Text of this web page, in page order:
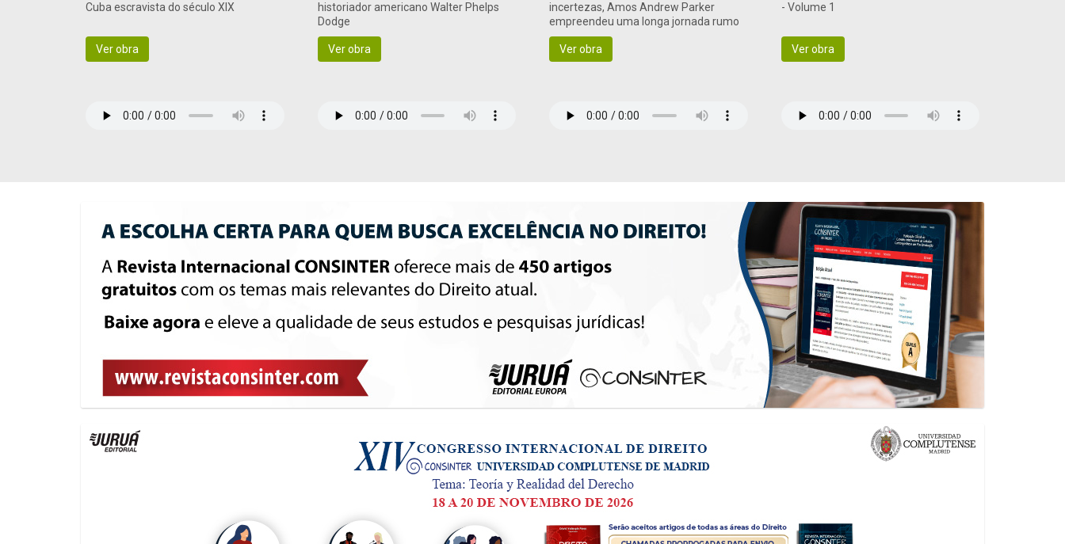
Cuba escravista do século XIX
Ver obra
historiador americano Walter Phelps
Dodge
Ver obra
incertezas, Amos Andrew Parker
empreendeu uma longa jornada rumo
às terras de fronteira
Ver obra
- Volume 1
Ver obra